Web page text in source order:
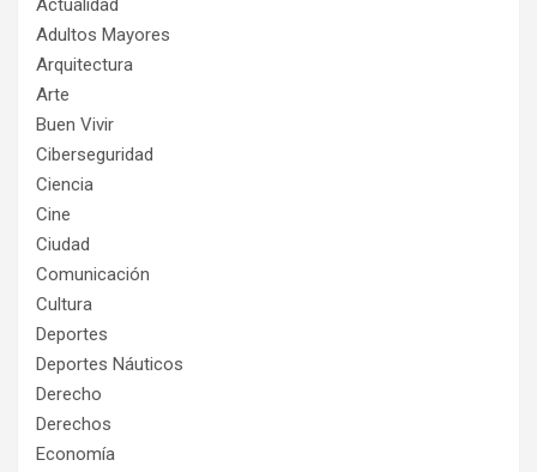
Actualidad
Adultos Mayores
Arquitectura
Arte
Buen Vivir
Ciberseguridad
Ciencia
Cine
Ciudad
Comunicación
Cultura
Deportes
Deportes Náuticos
Derecho
Derechos
Economía